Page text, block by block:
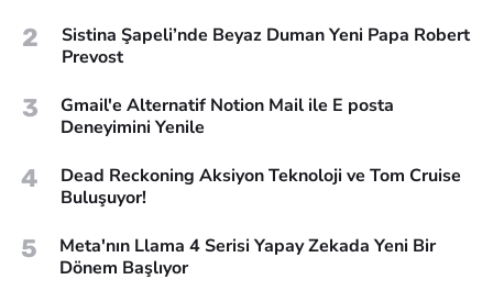
2
Sistina Şapeli’nde Beyaz Duman Yeni Papa Robert
Prevost
3
Gmail'e Alternatif Notion Mail ile E posta
Deneyimini Yenile
4
Dead Reckoning Aksiyon Teknoloji ve Tom Cruise
Buluşuyor!
5
Meta'nın Llama 4 Serisi Yapay Zekada Yeni Bir
Dönem Başlıyor